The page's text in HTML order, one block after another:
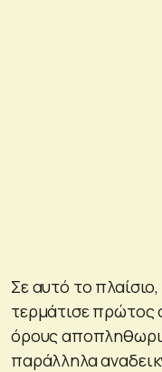
Σε αυτό το
τερμάτισε πρώτος
όρους
παράλληλα